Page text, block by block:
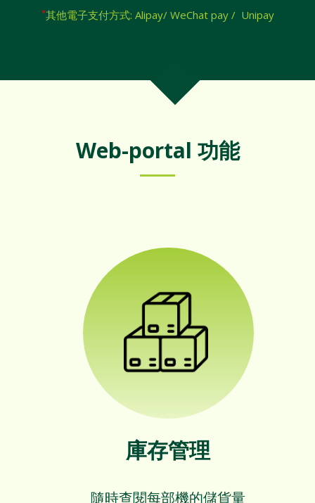
*其他電子支付方式: Alipay/ WeChat pay / Unipay
Web-portal 功能
庫存管理
隨時查閱每部機的儲貨量